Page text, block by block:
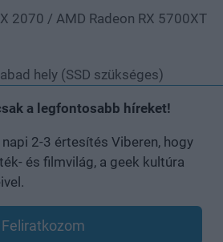
2070 / AMD Radeon RX 5700XT
hely (SSD szükséges)
a legfontosabb híreket!
2-3 értesítés Viberen, hogy
és filmvilág, a geek kultúra
Feliratkozom